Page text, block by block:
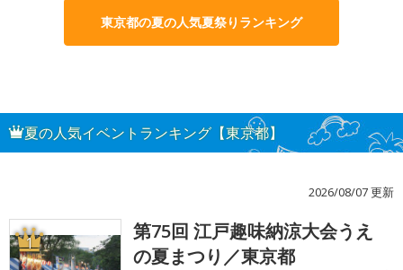
東京都の夏の人気夏祭りランキング
夏の人気イベントランキング【東京都】
2026/08/07 更新
1
第75回 江戸趣味納涼大会うえ
の夏まつり／東京都